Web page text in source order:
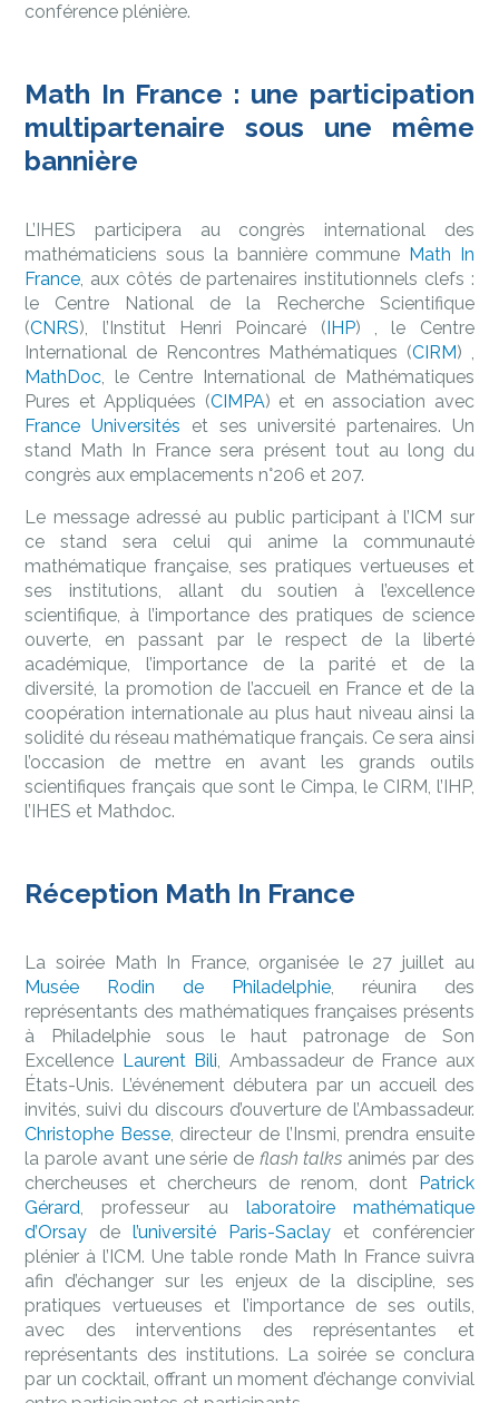
conférence plénière.
Math In France : une participation
multipartenaire sous une même
bannière
L’IHES participera au congrès international des
mathématiciens sous la bannière commune Math In
France, aux côtés de partenaires institutionnels clefs :
le Centre National de la Recherche Scientifique
(CNRS), l’Institut Henri Poincaré (IHP) , le Centre
International de Rencontres Mathématiques (CIRM) ,
MathDoc, le Centre International de Mathématiques
Pures et Appliquées (CIMPA) et en association avec
France Universités et ses université partenaires. Un
stand Math In France sera présent tout au long du
congrès aux emplacements n°206 et 207.
Le message adressé au public participant à l’ICM sur
ce stand sera celui qui anime la communauté
mathématique française, ses pratiques vertueuses et
ses institutions, allant du soutien à l’excellence
scientifique, à l’importance des pratiques de science
ouverte, en passant par le respect de la liberté
académique, l’importance de la parité et de la
diversité, la promotion de l’accueil en France et de la
coopération internationale au plus haut niveau ainsi la
solidité du réseau mathématique français. Ce sera ainsi
l’occasion de mettre en avant les grands outils
scientifiques français que sont le Cimpa, le CIRM, l’IHP,
l’IHES et Mathdoc.
Réception Math In France
La soirée Math In France, organisée le 27 juillet au
Musée Rodin de Philadelphie, réunira des
représentants des mathématiques françaises présents
à Philadelphie sous le haut patronage de Son
Excellence Laurent Bili, Ambassadeur de France aux
États-Unis. L’événement débutera par un accueil des
invités, suivi du discours d’ouverture de l’Ambassadeur.
Christophe Besse, directeur de l’Insmi, prendra ensuite
la parole avant une série de flash talks animés par des
chercheuses et chercheurs de renom, dont Patrick
Gérard, professeur aulaboratoire mathématique
d’Orsay del’université Paris-Saclayet conférencier
plénier à l’ICM. Une table ronde Math In France suivra
afin d’échanger sur les enjeux de la discipline, ses
pratiques vertueuses et l’importance de ses outils,
avec des interventions des représentantes et
représentants des institutions. La soirée se conclura
par un cocktail, offrant un moment d’échange convivial